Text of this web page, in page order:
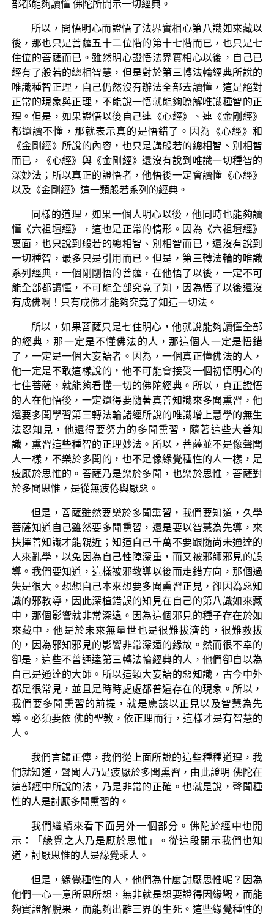
部都能夠讀懂 佛陀所開示一切經典。
所以，開悟明心而證悟了法界實相心第八識如來藏以
後，那也只是菩薩五十二位階的第十七階而已，也只是七
住位的菩薩而已。雖然明心證悟法界實相心以後，自己已
經有了般若的總相智慧，但是對於第三轉法輪經典所說的
唯識種智正理，自己仍然沒有辦法全部去讀懂，這是絕對
正常的現象與正理，不能說一悟就能夠瞭解唯識種智的正
理。但是，如果證悟以後自己連《心經》、連《金剛經》
都還讀不懂，那就表示真的是悟錯了。因為《心經》和
《金剛經》所說的內容，也只是講般若的總相智、別相智
而已，《心經》與《金剛經》還沒有說到唯識一切種智的
深妙法；所以真正的證悟者，他悟後一定會讀懂《心經》
以及《金剛經》這一類般若系列的經典。
同樣的道理，如果一個人明心以後，他同時也能夠讀
懂《六祖壇經》，這也是正常的情形。因為《六祖壇經》
裏面，也只說到般若的總相智、別相智而已，還沒有說到
一切種智，最多只是引用而已。但是，第三轉法輪的唯識
系列經典，一個剛剛悟的菩薩，在他悟了以後，一定不可
能全部都讀懂，不可能全部究竟了知，因為悟了以後還沒
有成佛啊！只有成佛才能夠究竟了知這一切法。
所以，如果菩薩只是七住明心，他就說能夠讀懂全部
的經典，那一定是不懂佛法的人，那這個人一定是悟錯
了，一定是一個大妄語者。因為，一個真正懂佛法的人，
他一定是不敢這樣說的，他不可能會接受一個初悟明心的
七住菩薩，就能夠看懂一切的佛陀經典。所以，真正證悟
的人在他悟後，一定還得要隨著真善知識來多聞熏習，他
還要多聞學習第三轉法輪諸經所說的唯識增上慧學的無生
法忍知見，他還得要努力的多聞熏習，隨著這些大善知
識，熏習這些種智的正理妙法。所以，菩薩並不是像聲聞
人一樣，不樂於多聞的，也不是像緣覺種性的人一樣，是
疲厭於思惟的。菩薩乃是樂於多聞，也樂於思惟，菩薩對
於多聞思惟，是從無疲倦與厭惡。
但是，菩薩雖然要樂於多聞熏習，我們要知道，久學
菩薩知道自己雖然要多聞熏習，還是要以智慧為先導，來
抉擇善知識才能親近；知道自己千萬不要跟隨尚未通達的
人來亂學，以免因為自己性障深重，而又被邪師邪見的誤
導。我們要知道，這樣被邪教導以後而走錯方向，那個過
失是很大。想想自己本來想要多聞熏習正見，卻因為惡知
識的邪教導，因此深植錯誤的知見在自己的第八識如來藏
中，那個影響就非常深遠。因為這個邪見的種子存在於如
來藏中，他是於未來無量世也是很難拔濟的，很難救拔
的，因為邪知邪見的影響非常深遠的緣故。然而很不幸的
卻是，這些不曾通達第三轉法輪經典的人，他們卻自以為
自己是通達的大師。所以這類大妄語的惡知識，古今中外
都是很常見，並且是時時處處都普遍存在的現象。所以，
我們要多聞熏習的前提，就是應該以正見以及智慧為先
導。必須要依 佛的聖教，依正理而行，這樣才是有智慧的
人。
我們言歸正傳，我們從上面所說的這些種種道理，我
們就知道，聲聞人乃是疲厭於多聞熏習，由此證明 佛陀在
這部經中所說的法，乃是非常的正確。也就是說，聲聞種
性的人是討厭多聞熏習的。
我們繼續來看下面另外一個部分。佛陀於經中也開
示：「緣覺之人乃是厭於思惟」。從這段開示我們也知
道，討厭思惟的人是緣覺乘人。
但是，緣覺種性的人，他們為什麼討厭思惟呢？因為
他們一心一意所思所想，無非就是想要證得因緣觀，而能
夠實證解脫果，而能夠出離三界的生死。這些緣覺種性的